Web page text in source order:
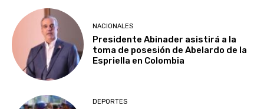
NACIONALES
Presidente Abinader asistirá a la
toma de posesión de Abelardo de la
Espriella en Colombia
DEPORTES